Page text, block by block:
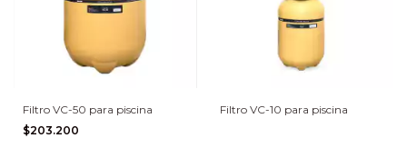
Filtro VC-50 para piscina
$203.200
Filtro VC-10 para piscina